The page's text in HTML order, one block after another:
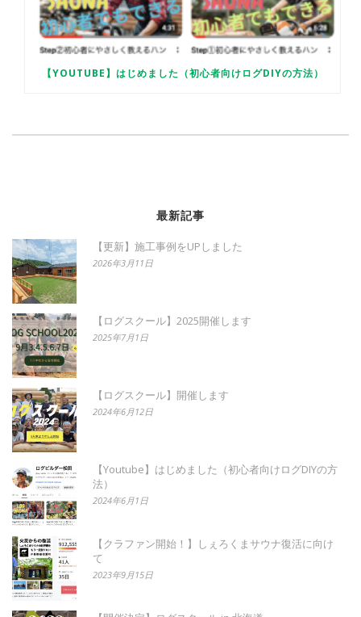
【YOUTUBE】はじめました（初心者向けログDIYの方法）
最新記事
【更新】施工事例をUPしました
2026年3月11日
【ログスクール】2025開催します
2025年7月1日
【ログスクール】開催します
2024年6月12日
【Youtube】はじめました（初心者向けログDIYの方
法）
2024年6月1日
【クラファン開始！】しぇろくまサウナ復活に向け
て
2023年9月15日